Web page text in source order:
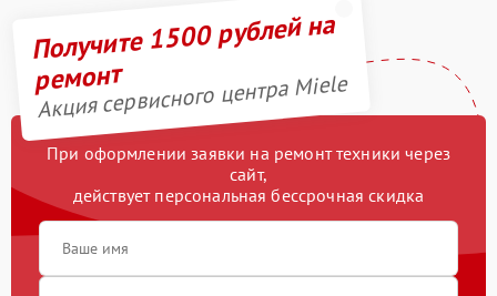
Получите 1500 рублей на
ремонт
Акция сервисного центра Miele
При оформлении заявки на ремонт техники через
сайт,
действует персональная бессрочная скидка